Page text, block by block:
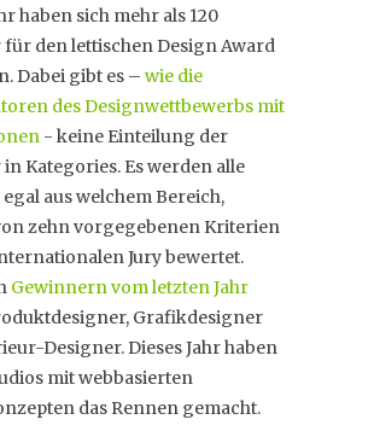
haben sich mehr als 120
den lettischen Design Award
Dabei gibt es – wie die
des Designwettbewerbs mit
- keine Einteilung der
Kategories. Es werden alle
aus welchem Bereich,
zehn vorgegebenen Kriterien
Jury bewertet.
Gewinnern vom letzten Jahr
Grafikdesigner
Designer. Dieses Jahr haben
mit webbasierten
das Rennen gemacht.